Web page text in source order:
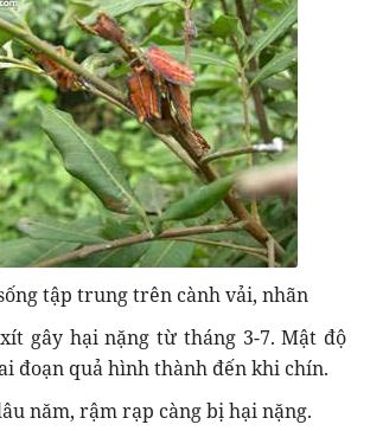
tập trung trên cành vải, nhãn
gây hại nặng từ tháng 3-7. Mật độ
đoạn quả hình thành đến khi chín.
năm, rậm rạp càng bị hại nặng.